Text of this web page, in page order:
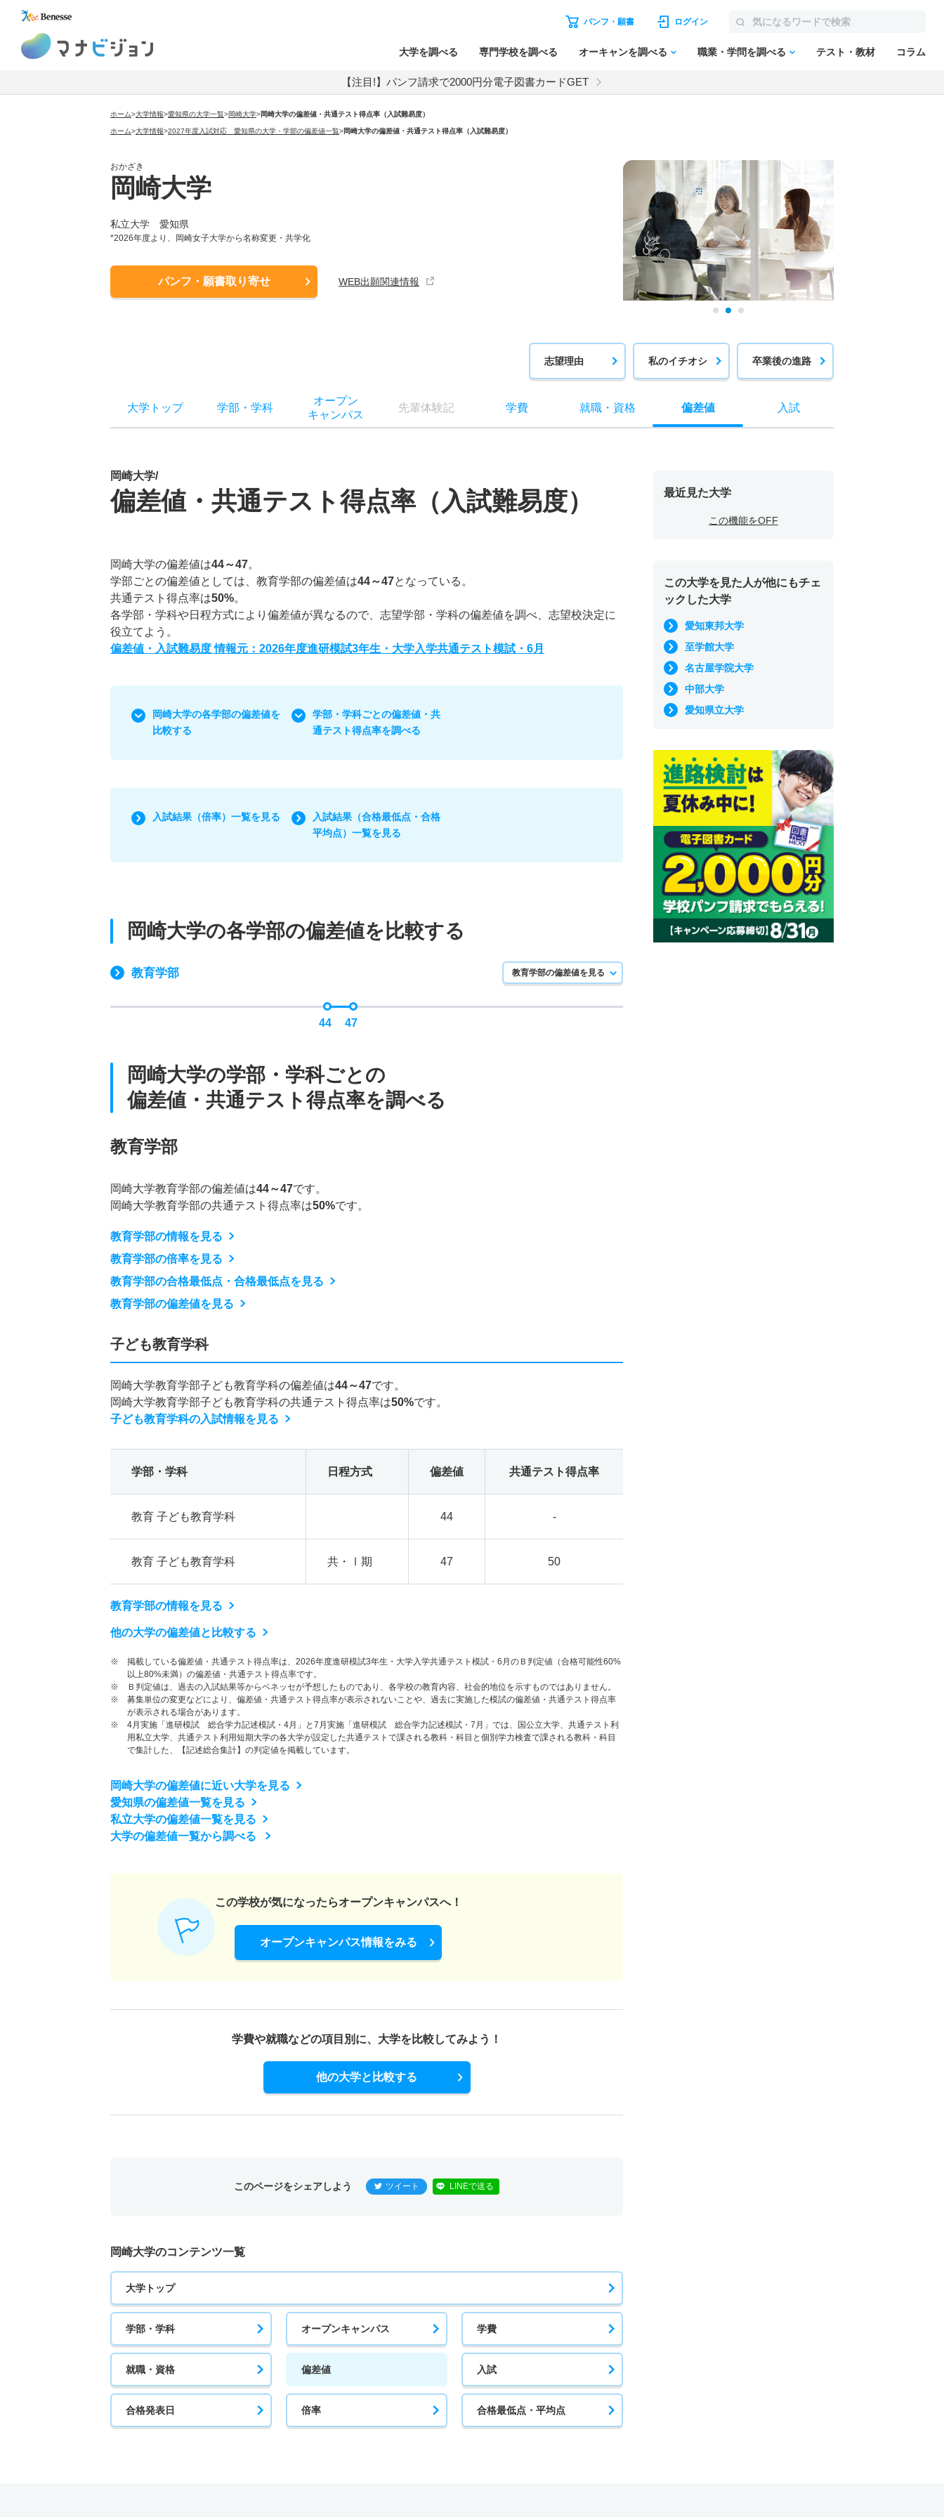
パンフ・願書 ログイン
大学を調べる 専門学校を調べる オーキャンを調べる 職業・学問を調べる テスト・教材 コラム
【注目!】パンフ請求で2000円分電子図書カードGET
ホーム>大学情報>愛知県の大学一覧>岡崎大学>岡崎大学の偏差値・共通テスト得点率（入試難易度）
ホーム>大学情報>2027年度入試対応 愛知県の大学・学部の偏差値一覧>岡崎大学の偏差値・共通テスト得点率（入試難易度）
おかざき
岡崎大学
私立大学 愛知県
*2026年度より、岡崎女子大学から名称変更・共学化
パンフ・願書取り寄せ WEB出願関連情報
志望理由 私のイチオシ 卒業後の進路
大学トップ 学部 ・ 学科
オープン
キャンパス
先輩体験記 学費 就職・ 資格 偏差値 入試
岡崎大学/
偏差値・共通テスト得点率（入試難易度）
岡崎大学の偏差値は44～47。
学部ごとの偏差値としては、教育学部の偏差値は44～47となっている。
共通テスト得点率は50%。
各学部・学科や日程方式により偏差値が異なるので、志望学部・学科の偏差値を調べ、志望校決定に
役立てよう。
偏差値・入試難易度 情報元：2026年度進研模試3年生・大学入学共通テスト模試・6月
岡崎大学の各学部の偏差値を
比較する
学部・学科ごとの偏差値・共
通テスト得点率を調べる
入試結果（倍率）一覧を見る
入試結果（合格最低点・合格
平均点）一覧を見る
岡崎大学の各学部の偏差値を比較する
教育学部
44 47
教育学部の偏差値を見る
岡崎大学の学部・学科ごとの
偏差値・共通テスト得点率を調べる
教育学部
岡崎大学教育学部の偏差値は44～47です。
岡崎大学教育学部の共通テスト得点率は50%です。
教育学部の情報を見る
教育学部の倍率を見る
教育学部の合格最低点・合格最低点を見る
教育学部の偏差値を見る
子ども教育学科
岡崎大学教育学部子ども教育学科の偏差値は44～47です。
岡崎大学教育学部子ども教育学科の共通テスト得点率は50%です。
子ども教育学科の入試情報を見る
学部・学科 日程方式 偏差値 共通テスト得点率
教育 子ども教育学科 44 -
教育 子ども教育学科 共・Ⅰ期 47 50
教育学部の情報を見る
他の大学の偏差値と比較する
※ 掲載している偏差値・共通テスト得点率は、2026年度進研模試3年生・大学入学共通テスト模試・6月のＢ判定値（合格可能性60%
以上80%未満）の偏差値・共通テスト得点率です。
※ Ｂ判定値は、過去の入試結果等からベネッセが予想したものであり、各学校の教育内容、社会的地位を示すものではありません。
※ 募集単位の変更などにより、偏差値・共通テスト得点率が表示されないことや、過去に実施した模試の偏差値・共通テスト得点率
が表示される場合があります。
※ 4月実施「進研模試 総合学力記述模試・4月」と7月実施「進研模試 総合学力記述模試・7月」では、国公立大学、共通テスト利
用私立大学、共通テスト利用短期大学の各大学が設定した共通テストで課される教科・科目と個別学力検査で課される教科・科目
で集計した、【記述総合集計】の判定値を掲載しています。
岡崎大学の偏差値に近い大学を見る
愛知県の偏差値一覧を見る
私立大学の偏差値一覧を見る
大学の偏差値一覧から調べる
この学校が気になったらオープンキャンパスへ！
オープンキャンパス情報をみる
学費や就職などの項目別に、 大学を比較してみよう！
他の大学と比較する
このページをシェアしよう ツイート LINEで送る
岡崎大学のコンテンツ一覧
大学トップ
学部・学科 オープンキャンパス 学費
就職・資格 偏差値 入試
合格発表日 倍率 合格最低点・平均点
最近見た大学
この機能をOFF
この大学を見た人が他にもチェ
ックした大学
愛知東邦大学
至学館大学
名古屋学院大学
中部大学
愛知県立大学